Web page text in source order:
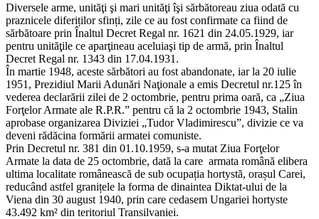
Diversele arme, unităţi şi mari unităţi îşi sărbătoreau ziua odată cu
praznicele diferiților sfinți, zile ce au fost confirmate ca fiind de
sărbătoare prin Înaltul Decret Regal nr. 1621 din 24.05.1929, iar
pentru unităţile ce aparţineau aceluiaşi tip de armă, prin Înaltul
Decret Regal nr. 1343 din 17.04.1931.
În martie 1948, aceste sărbători au fost abandonate, iar la 20 iulie
1951, Prezidiul Marii Adunări Naţionale a emis Decretul nr.125 în
vederea declarării zilei de 2 octombrie, pentru prima oară, ca „Ziua
Forţelor Armate ale R.P.R.” pentru că la 2 octombrie 1943, Stalin
aprobase organizarea Diviziei „Tudor Vladimirescu”, divizie ce va
deveni rădăcina formării armatei comuniste.
Prin Decretul nr. 381 din 01.10.1959, s-a mutat Ziua Forţelor
Armate la data de 25 octombrie, dată la care armata română elibera
ultima localitate românească de sub ocupația hortystă, orașul Carei,
reducând astfel granițele la forma de dinaintea Diktat-ului de la
Viena din 30 august 1940, prin care cedasem Ungariei hortyste
43.492 km² din teritoriul Transilvaniei.